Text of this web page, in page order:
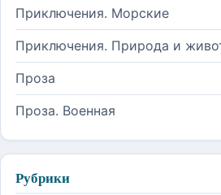
Приключения. Морские
Приключения. Природа и
Проза
Проза. Военная
Рубрики